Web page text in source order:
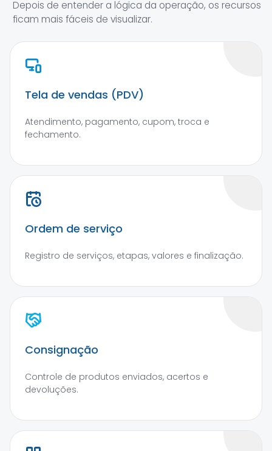
Depois de entender a lógica da operação, os recursos
ficam mais fáceis de visualizar.
Tela de vendas (PDV)
Atendimento, pagamento, cupom, troca e
fechamento.
Ordem de serviço
Registro de serviços, etapas, valores e finalização.
Consignação
Controle de produtos enviados, acertos e
devoluções.